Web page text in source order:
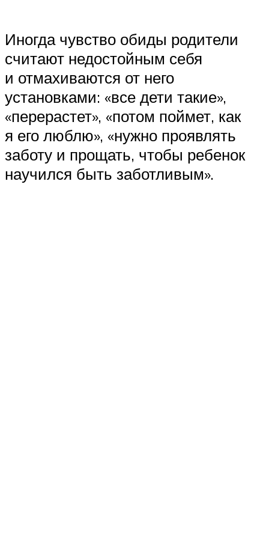
Иногда чувство обиды родители
считают недостойным себя
и отмахиваются от него
установками: «все дети такие»,
«перерастет», «потом поймет, как
я его люблю», «нужно проявлять
заботу и прощать, чтобы ребенок
научился быть заботливым».